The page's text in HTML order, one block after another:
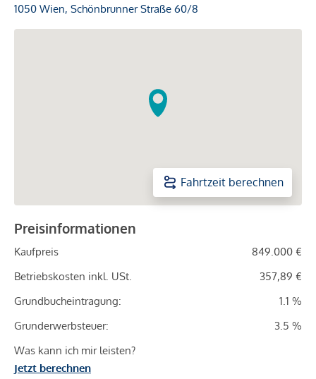
1050 Wien, Schönbrunner Straße 60/8
Fahrtzeit berechnen
Preisinformationen
Kaufpreis
849.000 €
Betriebskosten inkl. USt.
357,89 €
Grundbucheintragung:
1.1 %
Grunderwerbsteuer:
3.5 %
Was kann ich mir leisten?
Jetzt berechnen